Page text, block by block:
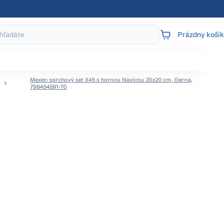
NÁKUPNÝ
Prázdny košík
Mexen sprchový set X45 s hornou hlavicou 20x20 cm, čierna,
798454591-70